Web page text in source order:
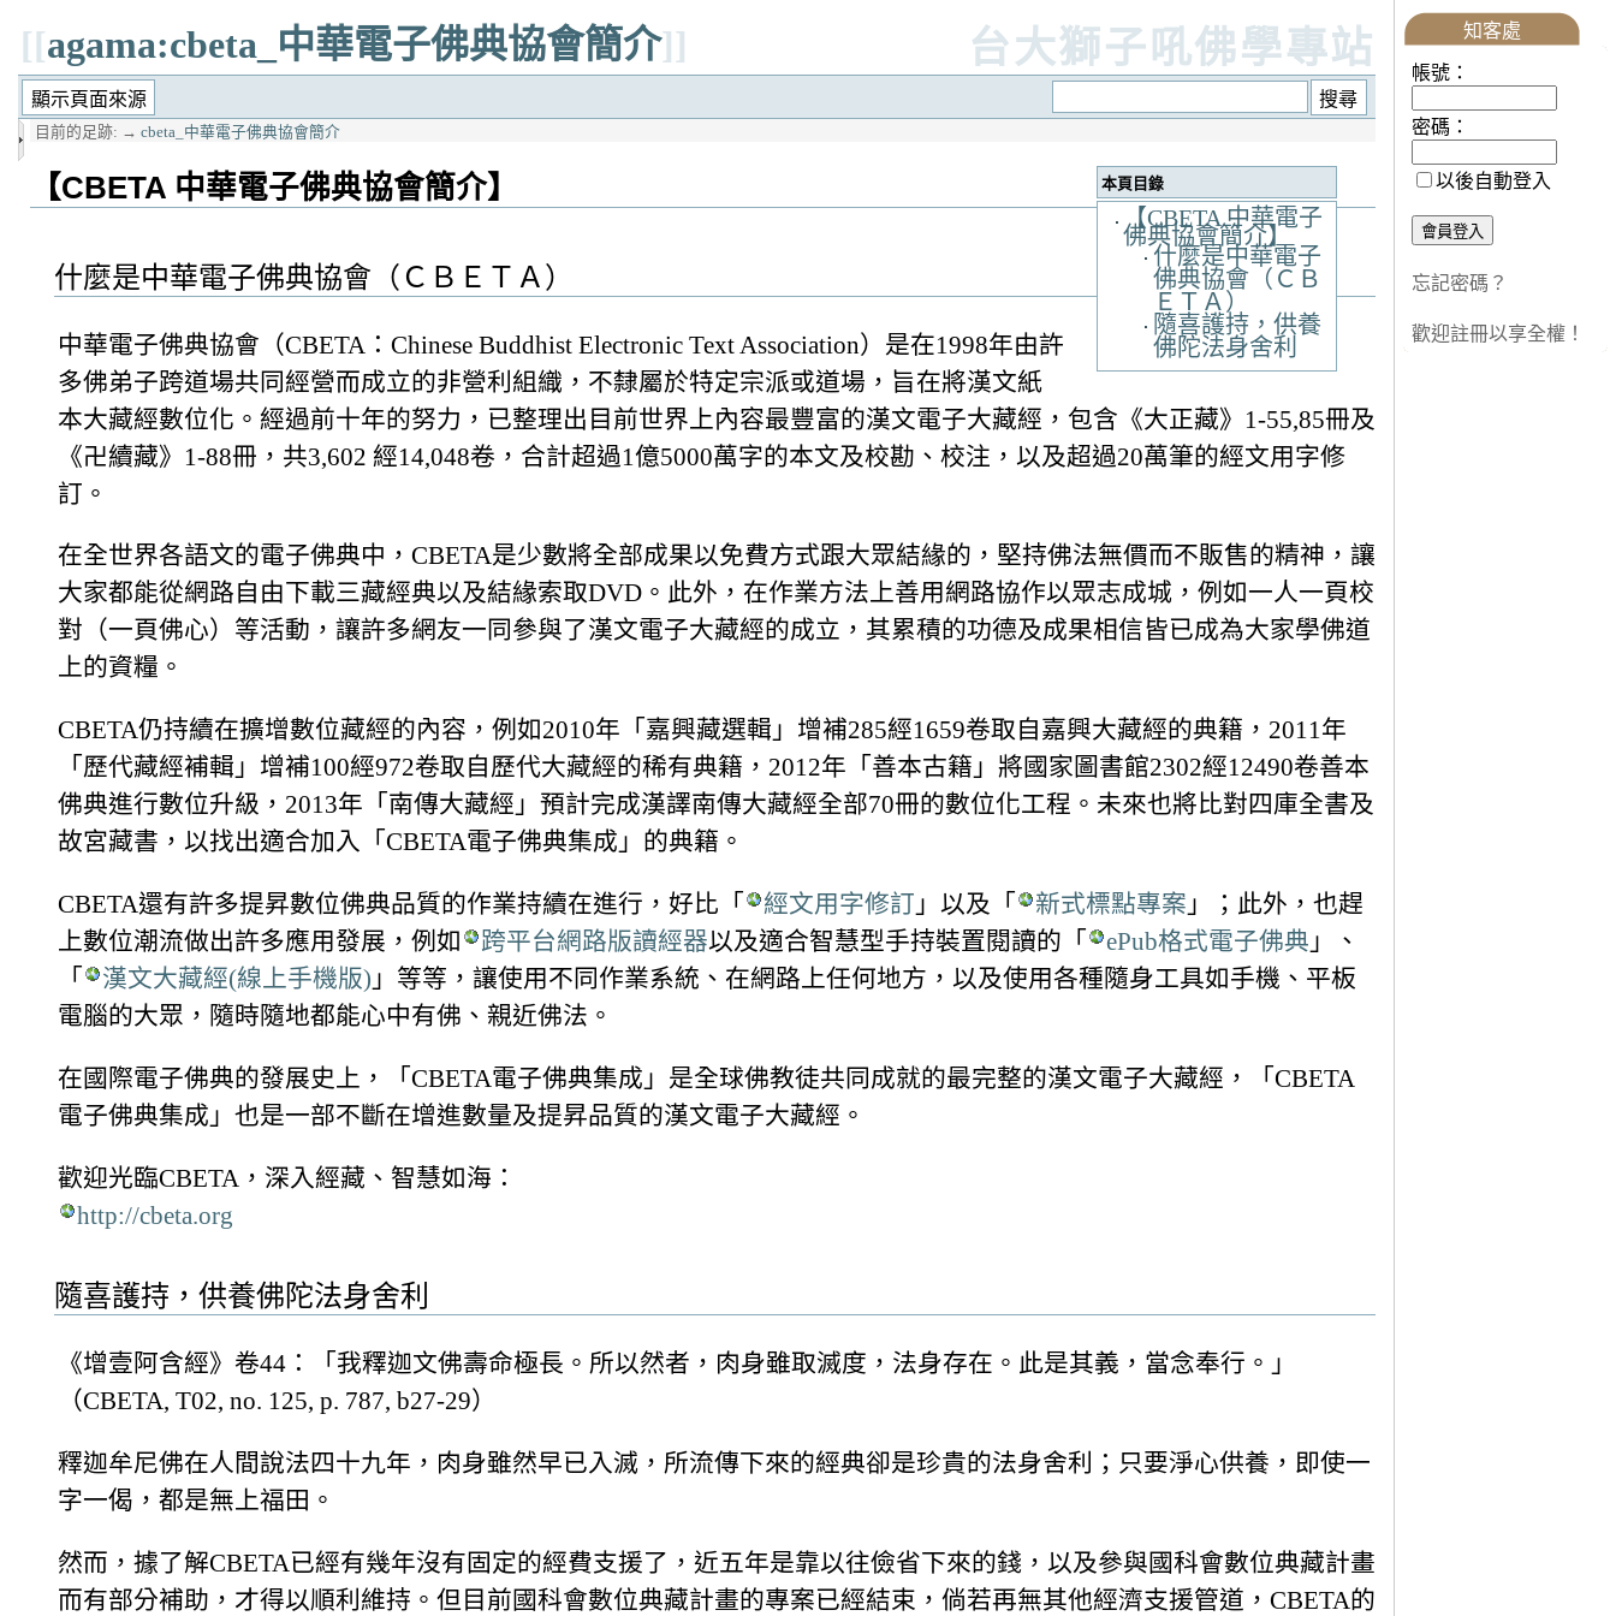
[[agama:cbeta_中華電子佛典協會簡介]] 台大獅子吼佛學專站
目前的足跡: → cbeta_中華電子佛典協會簡介
本頁目錄
【CBETA 中華電子
佛典協會簡介】
什麼是中華電子
佛典協會（ＣＢ
ＥＴＡ）
隨喜護持，供養
佛陀法身舍利
【CBETA 中華電子佛典協會簡介】
什麼是中華電子佛典協會（ＣＢＥＴＡ）
中華電子佛典協會（CBETA：Chinese Buddhist Electronic Text Association）是在1998年由許
多佛弟子跨道場共同經營而成立的非營利組織，不隸屬於特定宗派或道場，旨在將漢文紙
本大藏經數位化。經過前十年的努力，已整理出目前世界上內容最豐富的漢文電子大藏經，包含《大正藏》1-55,85冊及
《卍續藏》1-88冊，共3,602 經14,048卷，合計超過1億5000萬字的本文及校勘、校注，以及超過20萬筆的經文用字修
訂。
在全世界各語文的電子佛典中，CBETA是少數將全部成果以免費方式跟大眾結緣的，堅持佛法無價而不販售的精神，讓
大家都能從網路自由下載三藏經典以及結緣索取DVD。此外，在作業方法上善用網路協作以眾志成城，例如一人一頁校
對（一頁佛心）等活動，讓許多網友一同參與了漢文電子大藏經的成立，其累積的功德及成果相信皆已成為大家學佛道
上的資糧。
CBETA仍持續在擴增數位藏經的內容，例如2010年「嘉興藏選輯」增補285經1659卷取自嘉興大藏經的典籍，2011年
「歷代藏經補輯」增補100經972卷取自歷代大藏經的稀有典籍，2012年「善本古籍」將國家圖書館2302經12490卷善本
佛典進行數位升級，2013年「南傳大藏經」預計完成漢譯南傳大藏經全部70冊的數位化工程。未來也將比對四庫全書及
故宮藏書，以找出適合加入「CBETA電子佛典集成」的典籍。
CBETA還有許多提昇數位佛典品質的作業持續在進行，好比「 經文用字修訂 」以及「 新式標點專案 」；此外，也趕
上數位潮流做出許多應用發展，例如
跨平台網路版讀經器以及適合智慧型手持裝置閱讀的「 ePub格式電子佛典 」、
「
漢文大藏經(線上手機版) 」等等，讓使用不同作業系統、在網路上任何地方，以及使用各種隨身工具如手機、平板
電腦的大眾，隨時隨地都能心中有佛、親近佛法。
在國際電子佛典的發展史上，「CBETA電子佛典集成」是全球佛教徒共同成就的最完整的漢文電子大藏經，「CBETA
電子佛典集成」也是一部不斷在增進數量及提昇品質的漢文電子大藏經。
歡迎光臨CBETA，深入經藏、智慧如海：
http://cbeta.org
隨喜護持，供養佛陀法身舍利
《增壹阿含經》卷44：「我釋迦文佛壽命極長。所以然者，肉身雖取滅度，法身存在。此是其義，當念奉行。」
（CBETA, T02, no. 125, p. 787, b27-29）
釋迦牟尼佛在人間說法四十九年，肉身雖然早已入滅，所流傳下來的經典卻是珍貴的法身舍利；只要淨心供養，即使一
字一偈，都是無上福田。
然而，據了解CBETA已經有幾年沒有固定的經費支援了，近五年是靠以往儉省下來的錢，以及參與國科會數位典藏計畫
而有部分補助，才得以順利維持。但目前國科會數位典藏計畫的專案已經結束，倘若再無其他經濟支援管道，CBETA的
知客處
帳號：
密碼：
以後自動登入
忘記密碼？
歡迎註冊以享全權！